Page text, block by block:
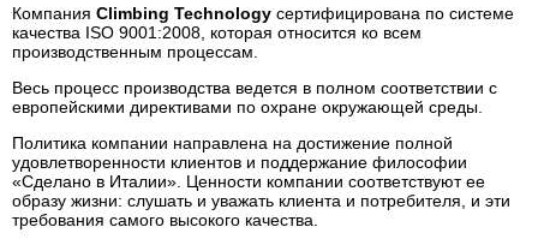
Компания Climbing Technology сертифицирована по системе
качества ISO 9001:2008, которая относится ко всем
производственным процессам.
Весь процесс производства ведется в полном соответствии с
европейскими директивами по охране окружающей среды.
Политика компании направлена на достижение полной
удовлетворенности клиентов и поддержание философии
«Сделано в Италии». Ценности компании соответствуют ее
образу жизни: слушать и уважать клиента и потребителя, и эти
требования самого высокого качества.